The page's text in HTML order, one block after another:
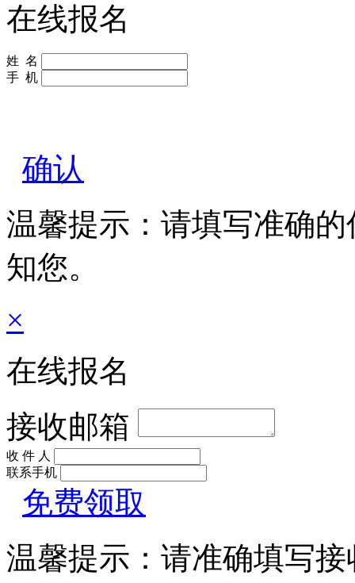
在线报名
姓 名
手 机
确认
温馨提示：请填写准确
知您。
×
在线报名
接收邮箱
收 件 人
联系手机
免费领取
温馨提示：请准确填写